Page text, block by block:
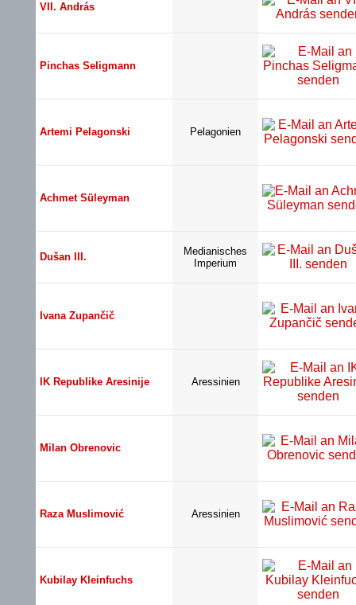
VII. András
Pinchas Seligmann
Artemi Pelagonski Pelagonien
Achmet Süleyman
Dušan III.
Medianisches
Imperium
Ivana Zupančič
IK Republike Aresinije Aressinien
Milan Obrenovic
Raza Muslimović Aressinien
Kubilay Kleinfuchs